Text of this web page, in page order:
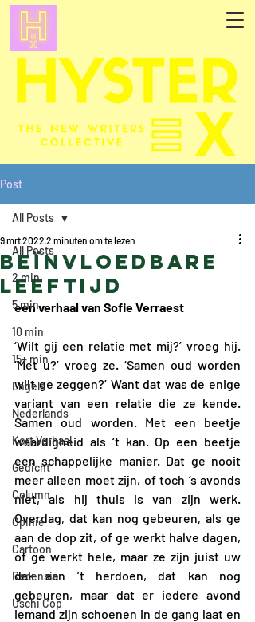
Post
All Posts
2 min
5 min
10 min
15+ min
Engels
Nederlands
Kort Verhaal
Gedicht
Column
Opinie
Cartoon
Recensie
Uschi Cop
All Posts
Beïnvloedbare
leeftijd
9 mrt 2022 2 minuten om te lezen
een verhaal van Sofie Verraest
‘Wilt gij een relatie met mij?’ vroeg hij.
‘Met u?’ vroeg ze. ‘Samen oud worden
wilt ge zeggen?’ Want dat was de enige
variant van een relatie die ze kende.
Samen oud worden. Met een beetje
waardigheid als ‘t kan. Op een beetje
een schappelijke manier. Dat ge nooit
meer alleen moet zijn, of toch ‘s avonds
niet, als hij thuis is van zijn werk.
Overdag, dat kan nog gebeuren, als ge
aan de dop zit, of ge werkt halve dagen,
of ge werkt hele, maar ze zijn juist uw
dak aan ’t herdoen, dat kan nog
gebeuren, maar dat er iedere avond
iemand zijn schoenen in de gang laat en